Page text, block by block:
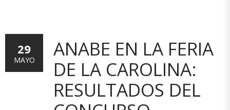
ANABE EN LA FERIA
DE LA CAROLINA:
RESULTADOS DEL
29
MAYO